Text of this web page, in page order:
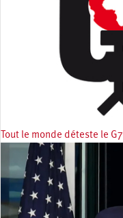
Tout le monde déteste le G7